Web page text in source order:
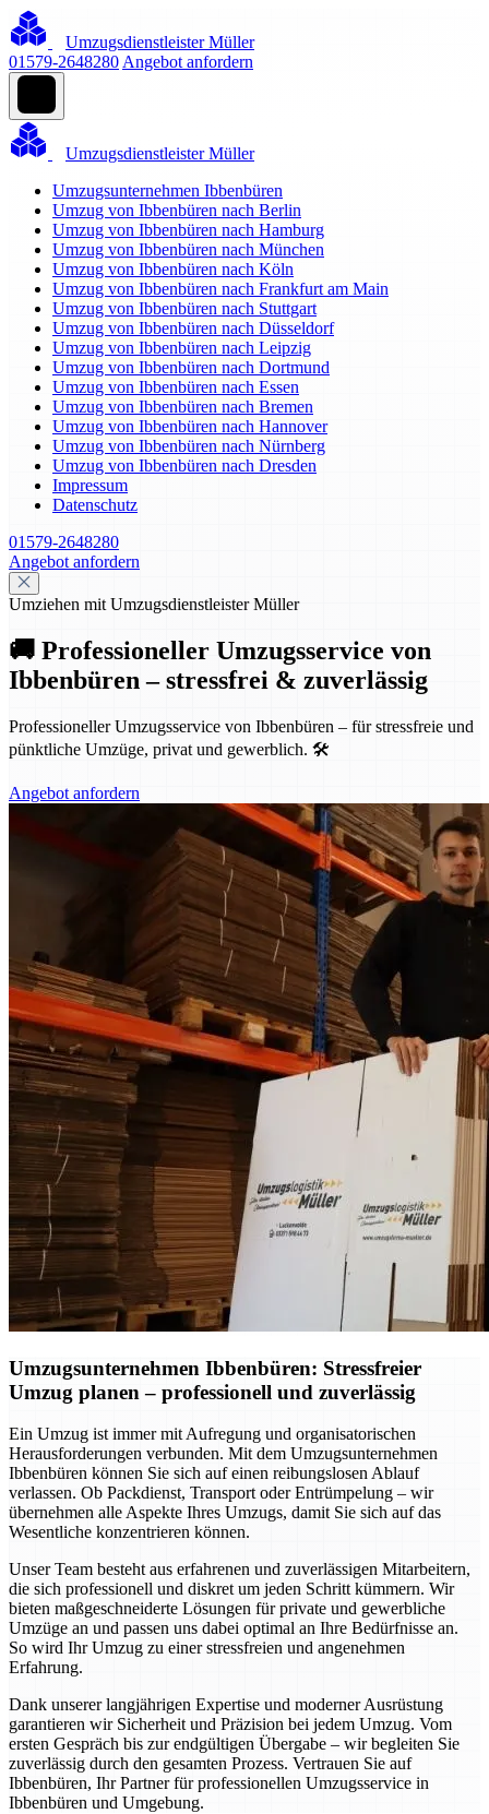
Umzugsdienstleister Müller
01579-2648280 Angebot anfordern
Umzugsdienstleister Müller
Umzugsunternehmen Ibbenbüren
Umzug von Ibbenbüren nach Berlin
Umzug von Ibbenbüren nach Hamburg
Umzug von Ibbenbüren nach München
Umzug von Ibbenbüren nach Köln
Umzug von Ibbenbüren nach Frankfurt am Main
Umzug von Ibbenbüren nach Stuttgart
Umzug von Ibbenbüren nach Düsseldorf
Umzug von Ibbenbüren nach Leipzig
Umzug von Ibbenbüren nach Dortmund
Umzug von Ibbenbüren nach Essen
Umzug von Ibbenbüren nach Bremen
Umzug von Ibbenbüren nach Hannover
Umzug von Ibbenbüren nach Nürnberg
Umzug von Ibbenbüren nach Dresden
Impressum
Datenschutz
01579-2648280
Angebot anfordern
Umziehen mit Umzugsdienstleister Müller
🚚 Professioneller Umzugsservice von
Ibbenbüren – stressfrei & zuverlässig
Professioneller Umzugsservice von Ibbenbüren – für stressfreie und
pünktliche Umzüge, privat und gewerblich. 🛠️
Angebot anfordern
Umzugsunternehmen Ibbenbüren: Stressfreier
Umzug planen – professionell und zuverlässig
Ein Umzug ist immer mit Aufregung und organisatorischen
Herausforderungen verbunden. Mit dem Umzugsunternehmen
Ibbenbüren können Sie sich auf einen reibungslosen Ablauf
verlassen. Ob Packdienst, Transport oder Entrümpelung – wir
übernehmen alle Aspekte Ihres Umzugs, damit Sie sich auf das
Wesentliche konzentrieren können.
Unser Team besteht aus erfahrenen und zuverlässigen Mitarbeitern,
die sich professionell und diskret um jeden Schritt kümmern. Wir
bieten maßgeschneiderte Lösungen für private und gewerbliche
Umzüge an und passen uns dabei optimal an Ihre Bedürfnisse an.
So wird Ihr Umzug zu einer stressfreien und angenehmen
Erfahrung.
Dank unserer langjährigen Expertise und moderner Ausrüstung
garantieren wir Sicherheit und Präzision bei jedem Umzug. Vom
ersten Gespräch bis zur endgültigen Übergabe – wir begleiten Sie
zuverlässig durch den gesamten Prozess. Vertrauen Sie auf
Ibbenbüren, Ihr Partner für professionellen Umzugsservice in
Ibbenbüren und Umgebung.